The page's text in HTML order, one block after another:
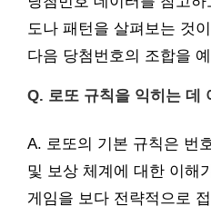
도나 패턴을 살펴보는 것
다음 당첨번호의 조합을
Q. 로또 규칙을 익히는 데
A. 로또의 기본 규칙은 번
및 보상 체계에 대한 이해
게임을 보다 전략적으로